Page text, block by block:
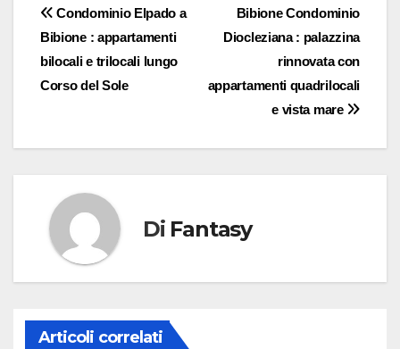
Navigazione
articoli
Bibione Condominio
Diocleziana : palazzina
rinnovata con
appartamenti quadrilocali
e vista mare
Condominio Elpado a
Bibione : appartamenti
bilocali e trilocali lungo
Corso del Sole
Di Fantasy
Articoli correlati